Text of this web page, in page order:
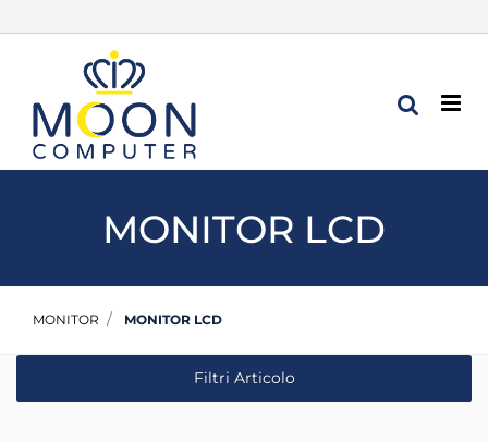
MONITOR LCD
MONITOR MONITOR LCD
Filtri Articolo